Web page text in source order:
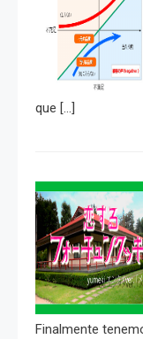
que […]
Finalmente